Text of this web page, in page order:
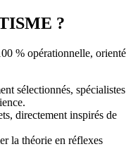
?
% opérationnelle,
sélectionnés, spécialistes
directement inspirés de
la théorie en réflexes